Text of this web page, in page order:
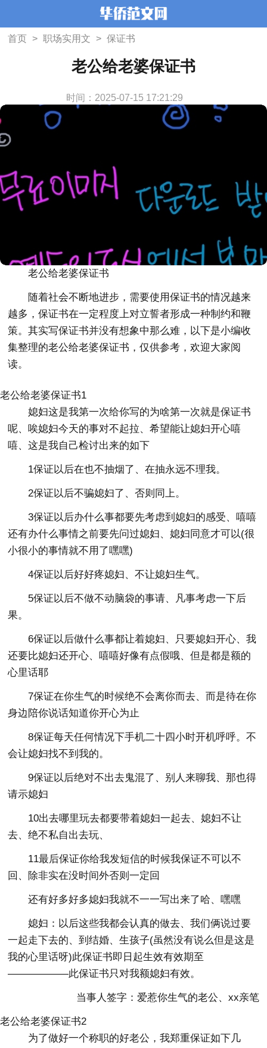
首页 > 职场实用文 > 保证书
老公给老婆保证书
时间：2025-07-15 17:21:29
老公给老婆保证书
随着社会不断地进步，需要使用保证书的情况越来
越多，保证书在一定程度上对立誓者形成一种制约和鞭
策。其实写保证书并没有想象中那么难，以下是小编收
集整理的老公给老婆保证书，仅供参考，欢迎大家阅
读。
老公给老婆保证书1
媳妇这是我第一次给你写的为啥第一次就是保证书
呢、唉媳妇今天的事对不起拉、希望能让媳妇开心嘻
嘻、这是我自己检讨出来的如下
1保证以后在也不抽烟了、在抽永远不理我。
2保证以后不骗媳妇了、否则同上。
3保证以后办什么事都要先考虑到媳妇的感受、嘻嘻
还有办什么事情之前要先问过媳妇、媳妇同意才可以(很
小很小的事情就不用了嘿嘿)
4保证以后好好疼媳妇、不让媳妇生气。
5保证以后不做不动脑袋的事请、凡事考虑一下后
果。
6保证以后做什么事都让着媳妇、只要媳妇开心、我
还要比媳妇还开心、嘻嘻好像有点假哦、但是都是额的
心里话耶
7保证在你生气的时候绝不会离你而去、而是待在你
身边陪你说话知道你开心为止
8保证每天任何情况下手机二十四小时开机呼呼。不
会让媳妇找不到我的。
9保证以后绝对不出去鬼混了、别人来聊我、那也得
请示媳妇
10出去哪里玩去都要带着媳妇一起去、媳妇不让
去、绝不私自出去玩、
11最后保证你给我发短信的时候我保证不可以不
回、除非实在没时间外否则一定回
还有好多好多媳妇我就不一一写出来了哈、嘿嘿
媳妇：以后这些我都会认真的做去、我们俩说过要
一起走下去的、到结婚、生孩子(虽然没有说么但是这是
我的心里话呀)此保证书即日起生效有效期至
——————此保证书只对我额媳妇有效。
当事人签字：爱惹你生气的老公、xx亲笔
老公给老婆保证书2
为了做好一个称职的好老公，我郑重保证如下几